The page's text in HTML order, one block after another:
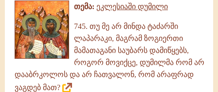
ციტატები,
გამონათქვამები
ეკლესიაში
დუმილი,
გამონათქვამები,
ციტატები
გამონათქვამები
თემა: ეკლესიაში დუმილი
745. თუ მე არ მინდა ტაძარში
ლაპარაკი, მაგრამ ზოგიერთი
მამათაგანი საუბარს დამიწყებს,
როგორ მოვიქცე, დუმილმა რომ არ
დააბრკოლოს და არ ჩათვალონ, რომ არაფრად
ვაგდებ მათ?